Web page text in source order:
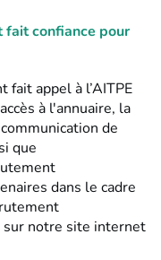
fait confiance pour
appel à l’AITPE
à l'annuaire, la
de
que
dans le cadre
sur notre site internet